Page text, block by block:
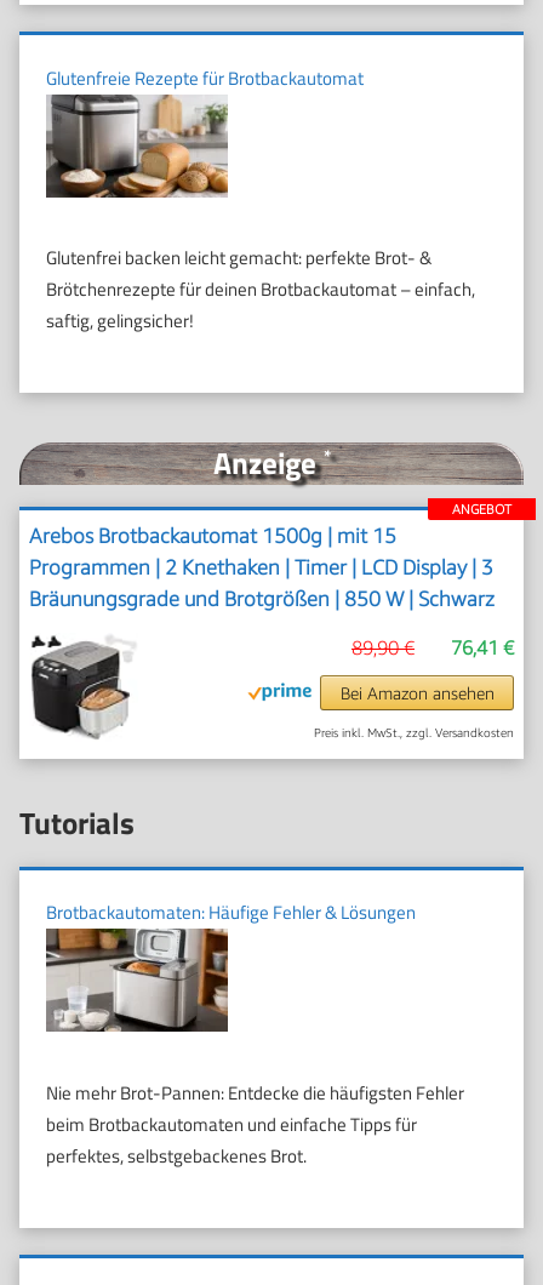
Anzeige*
ANGEBOT
Arebos Brotbackautomat 1500g | mit 15
Programmen | 2 Knethaken | Timer | LCD Display | 3
Bräunungsgrade und Brotgrößen | 850 W | Schwarz
76,41 €
89,90 €
Bei Amazon ansehen
Preis inkl. MwSt., zzgl. Versandkosten
Glutenfreie Rezepte für Brotbackautomat
Glutenfrei backen leicht gemacht: perfekte Brot- &
Brötchenrezepte für deinen Brotbackautomat – einfach,
saftig, gelingsicher!
Tutorials
Brotbackautomaten: Häufige Fehler & Lösungen
Nie mehr Brot-Pannen: Entdecke die häufigsten Fehler
beim Brotbackautomaten und einfache Tipps für
perfektes, selbstgebackenes Brot.